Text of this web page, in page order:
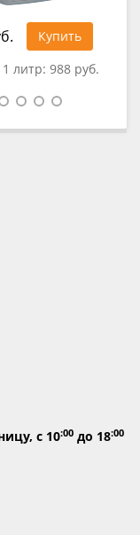
Купить
литр: 988 руб.
с 10:00 до 18:00